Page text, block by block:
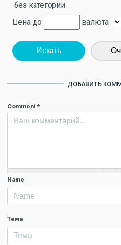
без категории
Цена до
валюта
Искать
ДОБАВИТЬ
Comment *
Name
Тема